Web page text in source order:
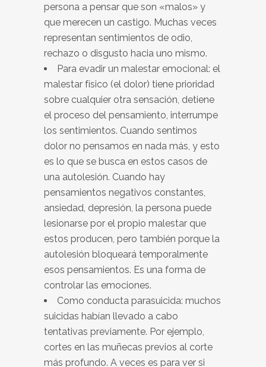
persona a pensar que son «malos» y
que merecen un castigo. Muchas veces
representan sentimientos de odio,
rechazo o disgusto hacia uno mismo.
Para evadir un malestar emocional: el
malestar físico (el dolor) tiene prioridad
sobre cualquier otra sensación, detiene
el proceso del pensamiento, interrumpe
los sentimientos. Cuando sentimos
dolor no pensamos en nada más, y esto
es lo que se busca en estos casos de
una autolesión. Cuando hay
pensamientos negativos constantes,
ansiedad, depresión, la persona puede
lesionarse por el propio malestar que
estos producen, pero también porque la
autolesión bloqueará temporalmente
esos pensamientos. Es una forma de
controlar las emociones.
Como conducta parasuicida: muchos
suicidas habían llevado a cabo
tentativas previamente. Por ejemplo,
cortes en las muñecas previos al corte
más profundo. A veces es para ver si